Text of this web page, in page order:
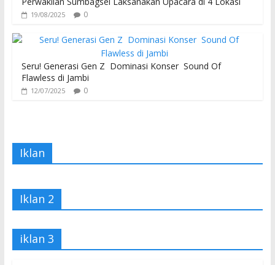
19/08/2025 0
Seru! Generasi Gen Z Dominasi Konser Sound Of
Flawless di Jambi
12/07/2025 0
Iklan
Iklan 2
iklan 3